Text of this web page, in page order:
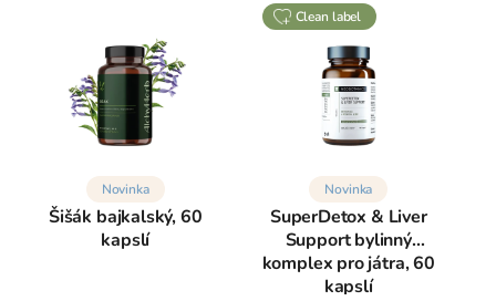
Novinka
Šišák bajkalský, 60
kapslí
clean label
Novinka
SuperDetox & Liver
Support bylinný
komplex pro játra, 60
kapslí